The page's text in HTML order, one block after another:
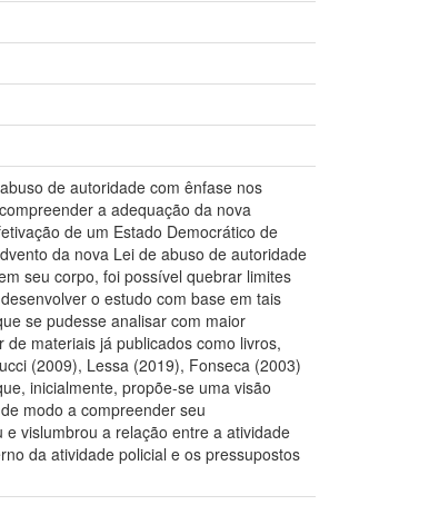
de autoridade com ênfase nos
a adequação da nova
de um Estado Democrático de
da nova Lei de abuso de autoridade
seu corpo, foi possível quebrar limites
o estudo com base em tais
se pudesse analisar com maior
materiais já publicados como livros,
(2009), Lessa (2019), Fonseca (2003)
inicialmente, propõe-se uma visão
modo a compreender seu
vislumbrou a relação entre a atividade
da atividade policial e os pressupostos